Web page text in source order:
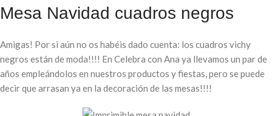
Mesa Navidad cuadros negros
Amigas! Por si aún no os habéis dado cuenta: los cuadros vichy
negros están de moda!!!! En Celebra con Ana ya llevamos un par de
años empleándolos en nuestros productos y fiestas, pero se puede
decir que arrasan ya en la decoración de las mesas!!!!